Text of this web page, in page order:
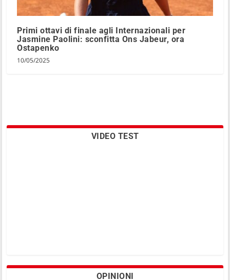
Primi ottavi di finale agli Internazionali per
Jasmine Paolini: sconfitta Ons Jabeur, ora
Ostapenko
10/05/2025
VIDEO TEST
OPINIONI